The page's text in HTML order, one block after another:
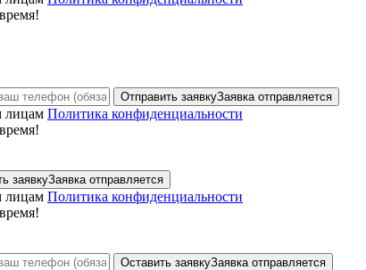
Отправить заявкуЗаявка отправляется
лицам Политика конфиденциальности
заявкуЗаявка отправляется
лицам Политика конфиденциальности
Оставить заявкуЗаявка отправляется